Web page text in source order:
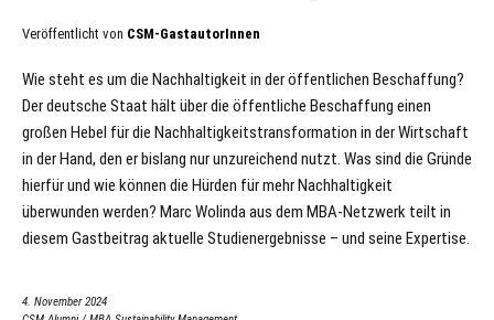
Veröffentlicht von CSM-GastautorInnen
Wie steht es um die Nachhaltigkeit in der öffentlichen Beschaffung?
Der deutsche Staat hält über die öffentliche Beschaffung einen
großen Hebel für die Nachhaltigkeitstransformation in der Wirtschaft
in der Hand, den er bislang nur unzureichend nutzt. Was sind die Gründe
hierfür und wie können die Hürden für mehr Nachhaltigkeit
überwunden werden? Marc Wolinda aus dem MBA-Netzwerk teilt in
diesem Gastbeitrag aktuelle Studienergebnisse – und seine Expertise.
4. November 2024